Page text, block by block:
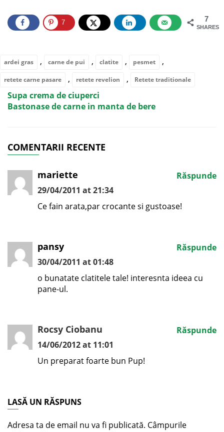
7
SHARES
7
ardei gras , carne de pui , clatite , pesmet ,
retete carne pasare , retete revelion , Retete traditionale
Supa crema de ciuperci
Bastonase de carne in manta de bere
COMENTARII RECENTE
mariette
29/04/2011 at 21:34
Ce fain arata,par crocante si gustoase!
Răspunde
pansy
30/04/2011 at 01:48
o bunatate clatitele tale! interesnta ideea cu
pane-ul.
Răspunde
Rocsy Ciobanu
14/06/2012 at 11:01
Un preparat foarte bun Pup!
Răspunde
LASĂ UN RĂSPUNS
Adresa ta de email nu va fi publicată. Câmpurile